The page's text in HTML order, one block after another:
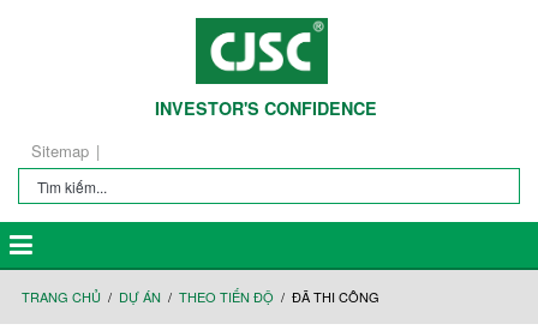
INVESTOR'S CONFIDENCE
Sitemap
TRANG CHỦ DỰ ÁN THEO TIẾN ĐỘ ĐÃ THI CÔNG